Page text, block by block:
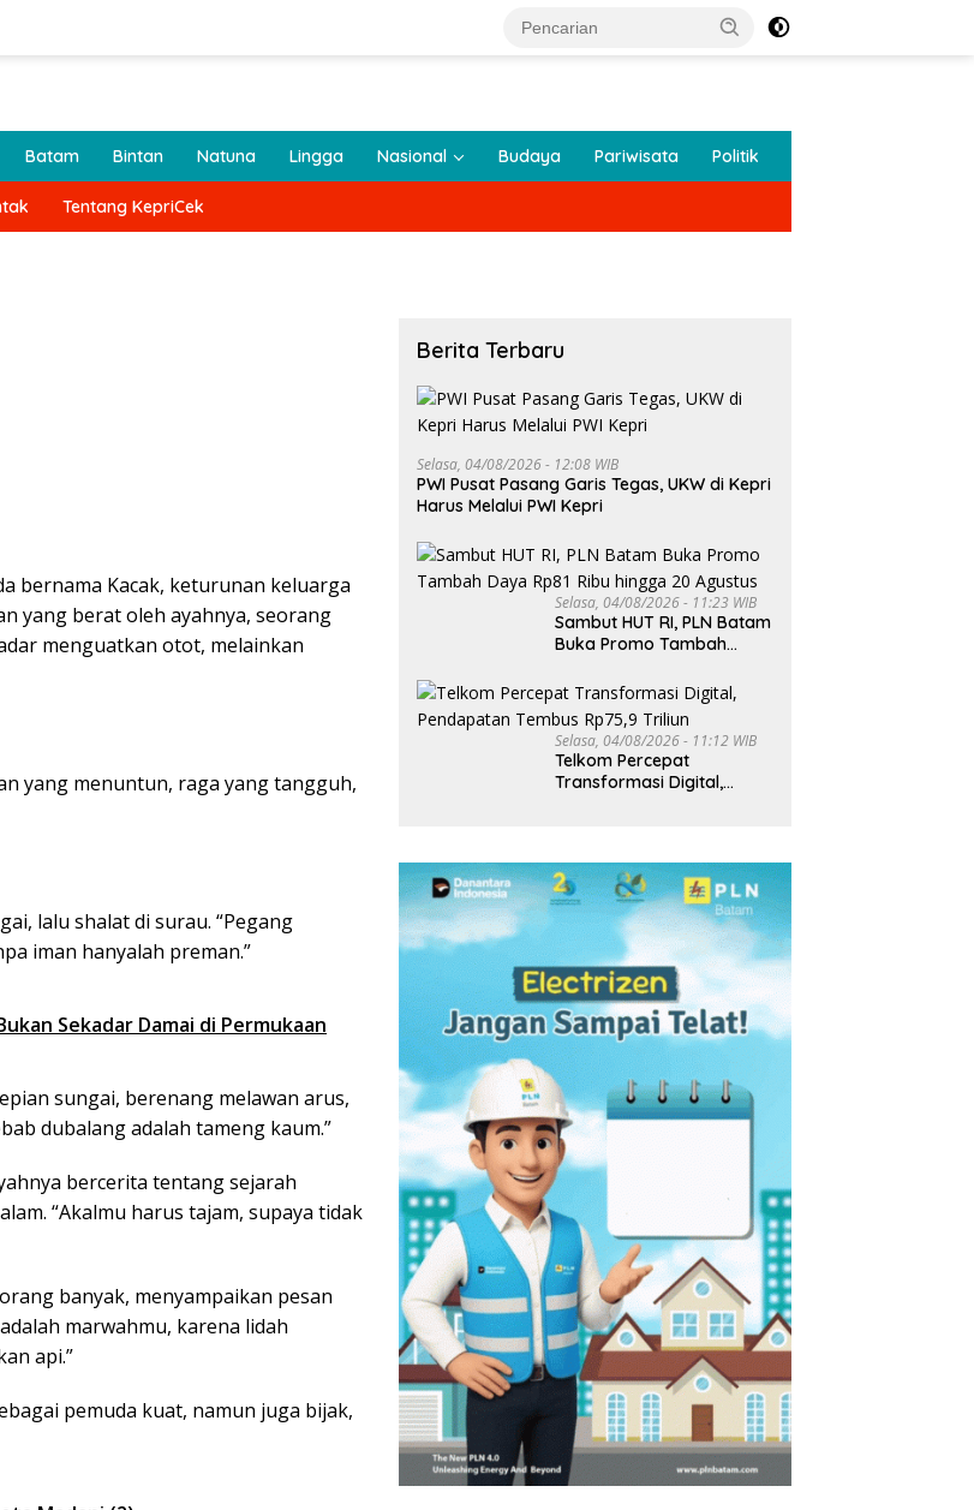
Batam Bintan Natuna Lingga Nasional Budaya Pariwisata Politik
Tentang KepriCek
bernama Kacak, keturunan keluarga
yang berat oleh ayahnya, seorang
menguatkan otot, melainkan
yang menuntun, raga yang tangguh,
lalu shalat di surau. “Pegang
iman hanyalah preman.”
Sekadar Damai di Permukaan
sungai, berenang melawan arus,
dubalang adalah tameng kaum.”
bercerita tentang sejarah
“Akalmu harus tajam, supaya tidak
banyak, menyampaikan pesan
marwahmu, karena lidah
api.”
pemuda kuat, namun juga bijak,
Berita Terbaru
Selasa, 04/08/2026 - 12:08 WIB
PWI Pusat Pasang Garis Tegas, UKW di Kepri
Harus Melalui PWI Kepri
Selasa, 04/08/2026 - 11:23 WIB
Sambut HUT RI, PLN Batam
Buka Promo Tambah
Agustus
Selasa, 04/08/2026 - 11:12 WIB
Telkom Percepat
Transformasi Digital,